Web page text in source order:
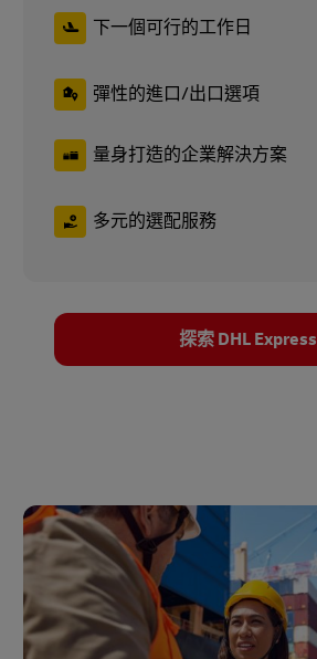
下一個可行的工作日
彈性的進口/出口選項
量身打造的企業解決方案
多元的選配服務
探索 DHL Express